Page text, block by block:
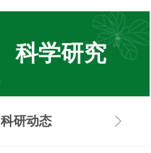
科学研究
科研动态